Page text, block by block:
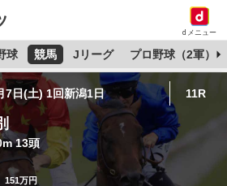
dメニュー
球 競馬 Jリーグ プロ野球（2軍）
7日(土) 1回新潟1日 11R
13頭
151万円